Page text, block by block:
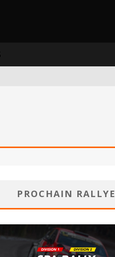
PROCHAIN RALLYE